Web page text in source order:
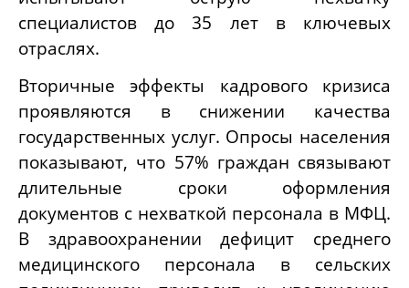
специалистов до 35 лет в ключевых
отраслях.
Вторичные эффекты кадрового кризиса
проявляются в снижении качества
государственных услуг. Опросы населения
показывают, что 57% граждан связывают
длительные сроки оформления
документов с нехваткой персонала в МФЦ.
В здравоохранении дефицит среднего
медицинского персонала в сельских